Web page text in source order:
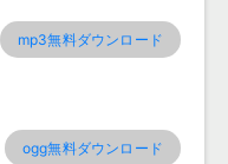
mp3無料ダウンロード
ogg無料ダウンロード